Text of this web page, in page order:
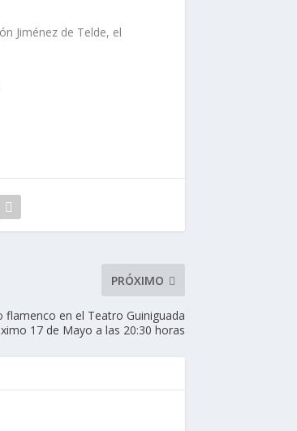
Jiménez de Telde, el
PRÓXIMO
flamenco en el Teatro Guiniguada
17 de Mayo a las 20:30 horas